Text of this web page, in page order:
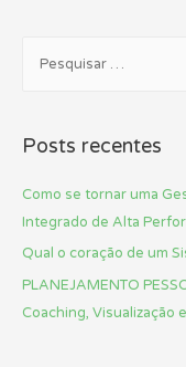
i
s
Posts recentes
Como se tornar uma
Integrado de Alta
Qual o coração de um
PLANEJAMENTO
Coaching, Visualização